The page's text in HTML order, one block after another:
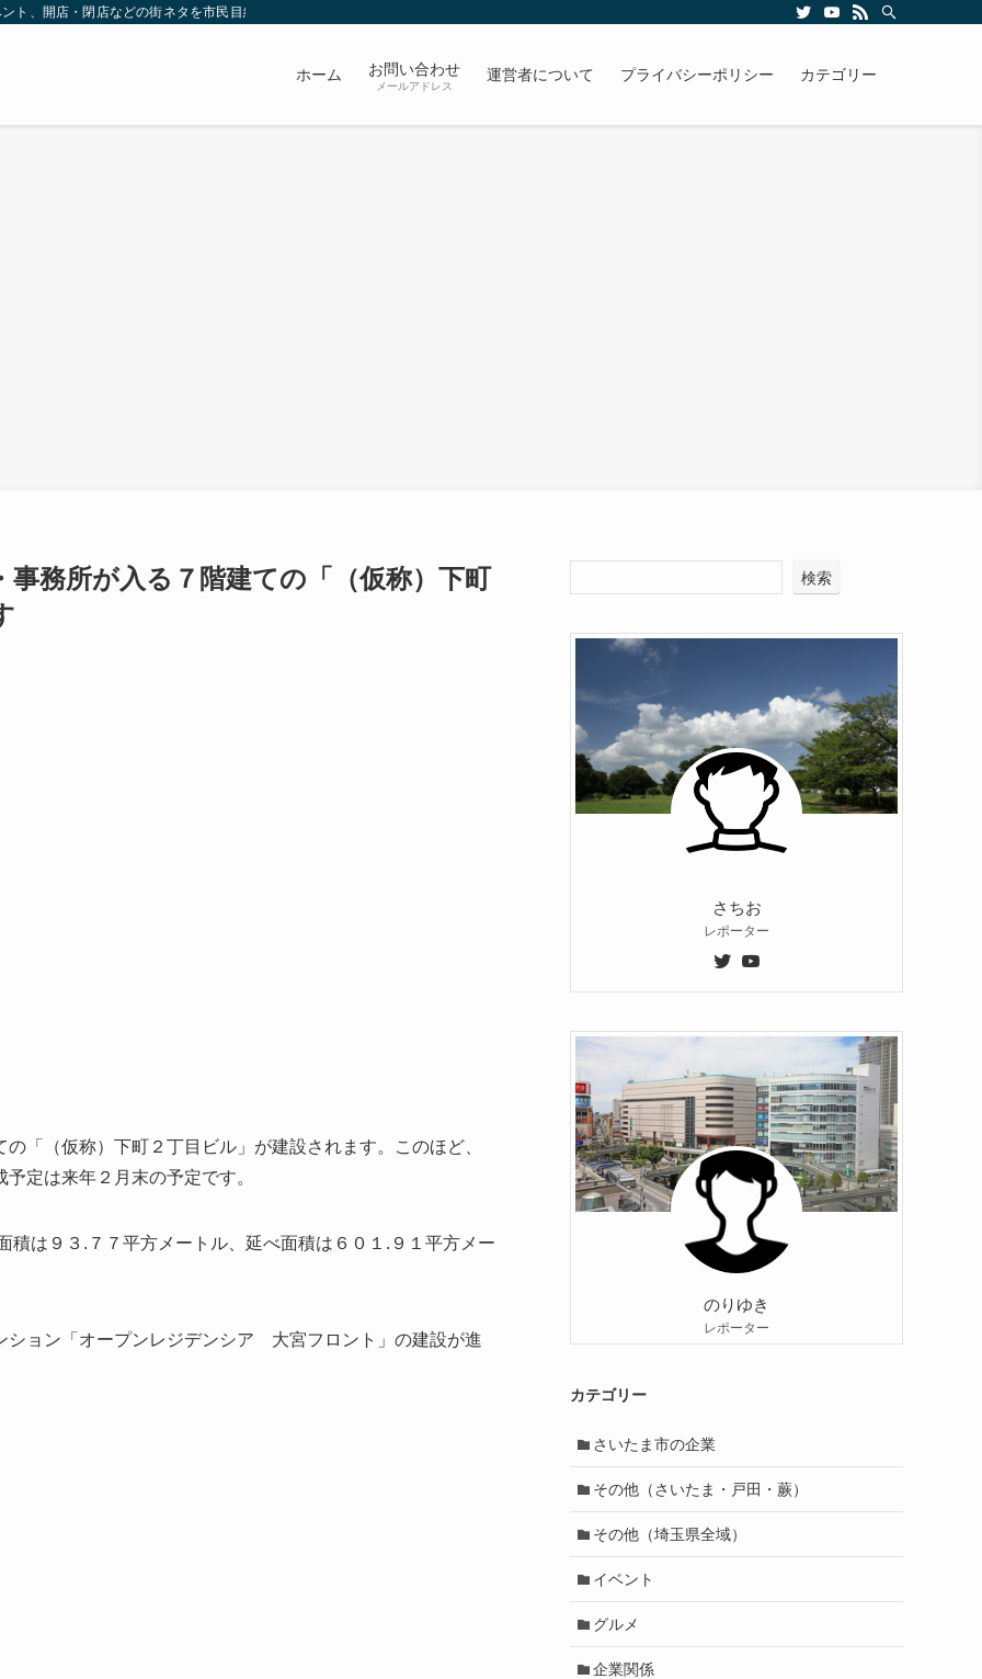
ト、開店・閉店などの街ネタを市民目線で発信していきます。
ホーム お問い合わせ
メールアドレス
運営者について プライバシーポリシー カテゴリー
務所が入る７階建ての「（仮称）下町
「（仮称）下町２丁目ビル」が建設されます。このほど、
定は来年２月末の予定です。
は９３.７７平方メートル、延べ面積は６０１.９１平方メー
ション「オープンレジデンシア 大宮フロント」の建設が進
検索
さちお
レポーター
のりゆき
レポーター
カテゴリー
さいたま市の企業
その他（さいたま・戸田・蕨）
その他（埼玉県全域）
イベント
グルメ
企業関係